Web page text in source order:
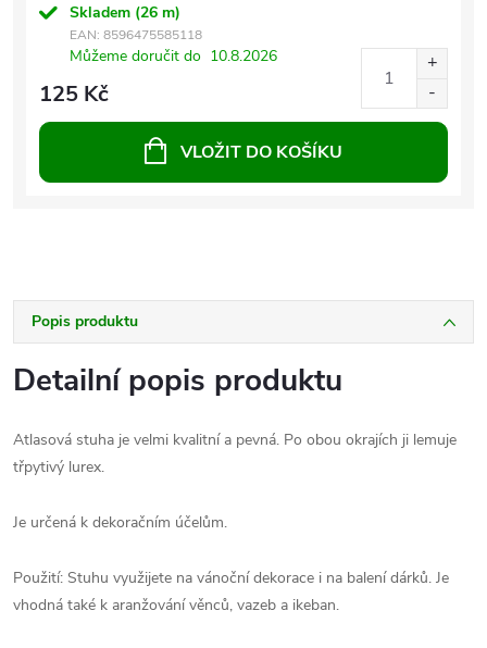
Skladem (26 m)
EAN: 8596475585118
Můžeme doručit do 10.8.2026
125 Kč
VLOŽIT DO KOŠÍKU
Popis produktu
Detailní popis produktu
Atlasová stuha je velmi kvalitní a pevná. Po obou okrajích ji lemuje
třpytivý lurex.
Je určená k dekoračním účelům.
Použití: Stuhu využijete na vánoční dekorace i na balení dárků. Je
vhodná také k aranžování věnců, vazeb a ikeban.